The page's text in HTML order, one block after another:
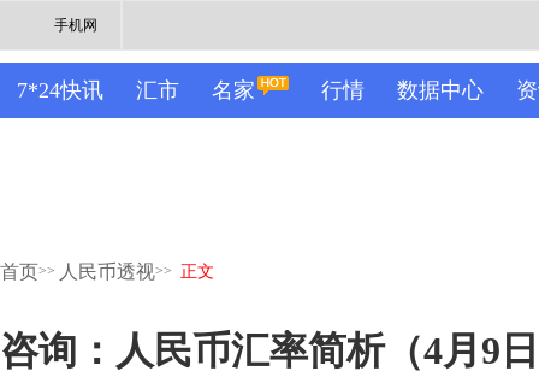
手机网
7*24快讯 汇市 名家 行情 数据中心
首页>> 人民币透视>> 正文
咨询：人民币汇率简析（4月9